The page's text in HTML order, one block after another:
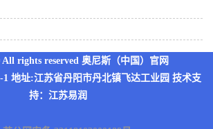
rights reserved 奥尼斯（中国）官网
1 地址:江苏省丹阳市丹北镇飞达工业园 技术支
持： 江苏易润